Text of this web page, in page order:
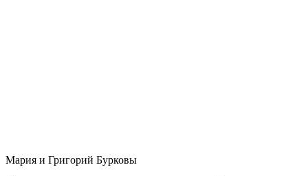
Мария и Григорий Бурковы